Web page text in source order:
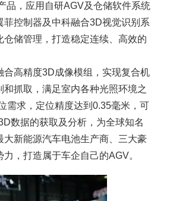
品，应用自研AGV及仓储软件系统
菲控制器及中科融合3D视觉识别系
仓储管理，打造稳定连续、高效的
合高精度3D成像模组，实现复合机
和抓取，满足室内各种光照环境之
需求，定位精度达到0.35毫米，可
数据的获取及分析，为全球知名
大新能源汽车电池生产商、三大豪
，打造属于车企自己的AGV。